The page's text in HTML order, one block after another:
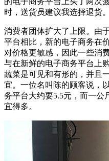
时，送货员建议我选择退货。
消费者团体扩大了上限。由
平台相比，新的电子商务在
对价格更敏感，因此一些消
与在新鲜的电子商务平台上
蔬菜是可见和有形的，并且
宜。一位名叫陈的顾客说，
务平台大约要5.5元，而一公
宜得多。